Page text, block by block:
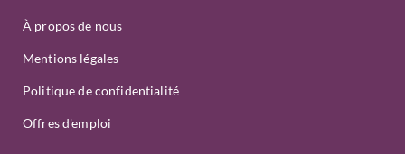
À propos de nous
Mentions légales
Politique de confidentialité
Offres d'emploi